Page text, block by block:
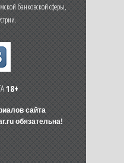
банковской сферы,
18+
сайта
обязательна!